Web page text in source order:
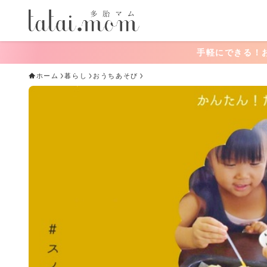
手軽にできる！おうちあそび一覧
ホーム 暮らし おうちあそび